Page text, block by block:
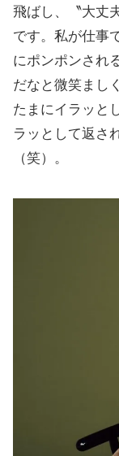
飛ばし、〝大丈
です。私が仕事
にポンポンされ
だなと微笑まし
たまにイラッと
ラッとして返さ
（笑）。